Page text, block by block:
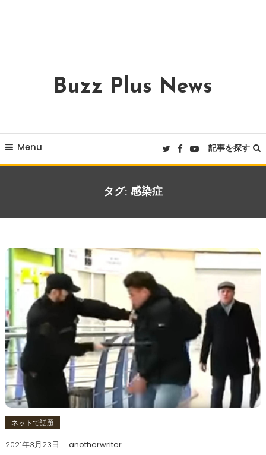
Buzz Plus News
Menu 記事を探す
タグ: 感染症
ネットで話題
2021年3月23日
anotherwriter